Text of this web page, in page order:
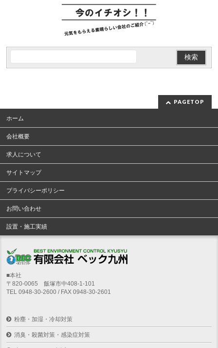
PAGETOP
ホーム
会社概要
求人について
サイトマップ
プライバシーポリシー
お問い合わせ
設置・施工実績
■本社
〒820-0065 飯塚市中408-1-101
TEL 0948-30-2600 / FAX 0948-30-2601
粉塵・加湿・冷却対策
消臭・殺菌対策・感染症対策